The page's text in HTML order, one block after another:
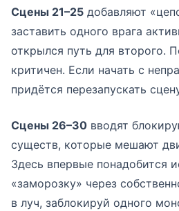
Сцены 21–25 добавляют
заставить одного врага
открылся путь для второго.
критичен. Если начать с
придётся перезапускать
Сцены 26–30 вводят
существ, которые мешают
Здесь впервые понадобится
«заморозку» через
в луч, заблокируй одного